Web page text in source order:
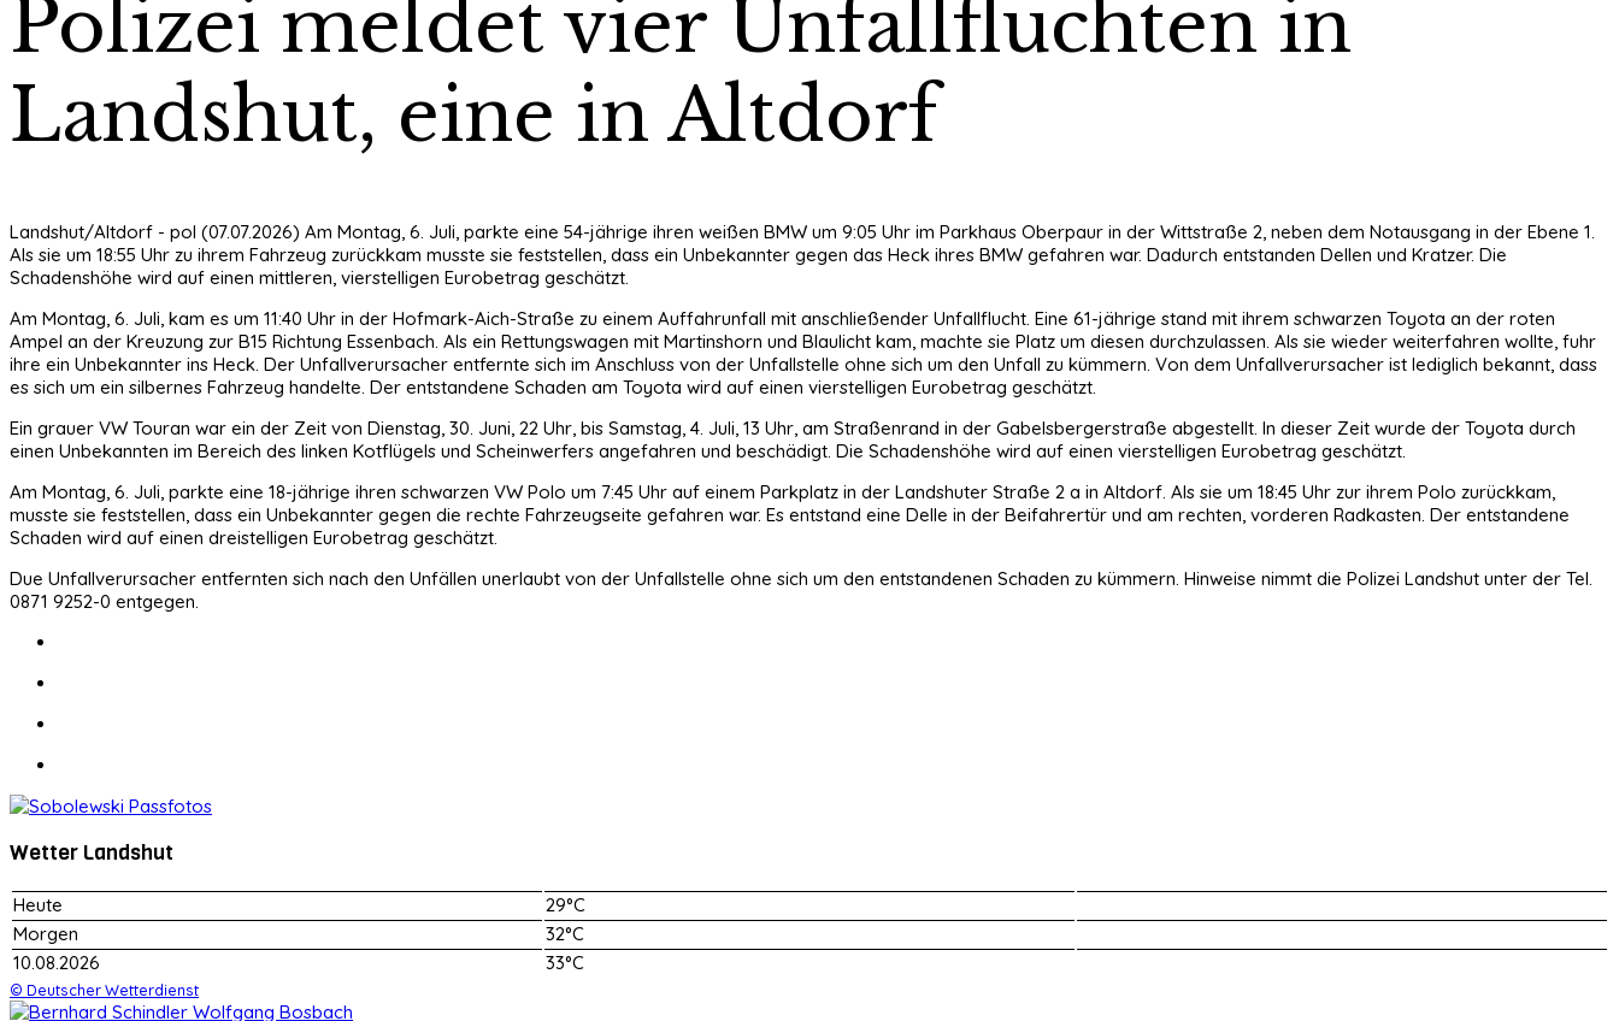
Polizei meldet vier Unfallfluchten in
Landshut, eine in Altdorf
Landshut/Altdorf - pol (07.07.2026) Am Montag, 6. Juli, parkte eine 54-jährige ihren weißen BMW um 9:05 Uhr im Parkhaus Oberpaur in der Wittstraße 2, neben dem Notausgang in der Ebene 1.
Als sie um 18:55 Uhr zu ihrem Fahrzeug zurückkam musste sie feststellen, dass ein Unbekannter gegen das Heck ihres BMW gefahren war. Dadurch entstanden Dellen und Kratzer. Die
Schadenshöhe wird auf einen mittleren, vierstelligen Eurobetrag geschätzt.
Am Montag, 6. Juli, kam es um 11:40 Uhr in der Hofmark-Aich-Straße zu einem Auffahrunfall mit anschließender Unfallflucht. Eine 61-jährige stand mit ihrem schwarzen Toyota an der roten
Ampel an der Kreuzung zur B15 Richtung Essenbach. Als ein Rettungswagen mit Martinshorn und Blaulicht kam, machte sie Platz um diesen durchzulassen. Als sie wieder weiterfahren wollte, fuhr
ihre ein Unbekannter ins Heck. Der Unfallverursacher entfernte sich im Anschluss von der Unfallstelle ohne sich um den Unfall zu kümmern. Von dem Unfallverursacher ist lediglich bekannt, dass
es sich um ein silbernes Fahrzeug handelte. Der entstandene Schaden am Toyota wird auf einen vierstelligen Eurobetrag geschätzt.
Ein grauer VW Touran war ein der Zeit von Dienstag, 30. Juni, 22 Uhr, bis Samstag, 4. Juli, 13 Uhr, am Straßenrand in der Gabelsbergerstraße abgestellt. In dieser Zeit wurde der Toyota durch
einen Unbekannten im Bereich des linken Kotflügels und Scheinwerfers angefahren und beschädigt. Die Schadenshöhe wird auf einen vierstelligen Eurobetrag geschätzt.
Am Montag, 6. Juli, parkte eine 18-jährige ihren schwarzen VW Polo um 7:45 Uhr auf einem Parkplatz in der Landshuter Straße 2 a in Altdorf. Als sie um 18:45 Uhr zur ihrem Polo zurückkam,
musste sie feststellen, dass ein Unbekannter gegen die rechte Fahrzeugseite gefahren war. Es entstand eine Delle in der Beifahrertür und am rechten, vorderen Radkasten. Der entstandene
Schaden wird auf einen dreistelligen Eurobetrag geschätzt.
Due Unfallverursacher entfernten sich nach den Unfällen unerlaubt von der Unfallstelle ohne sich um den entstandenen Schaden zu kümmern. Hinweise nimmt die Polizei Landshut unter der Tel.
0871 9252-0 entgegen.
Wetter Landshut
Heute
29°C
Morgen
32°C
10.08.2026
33°C
© Deutscher Wetterdienst